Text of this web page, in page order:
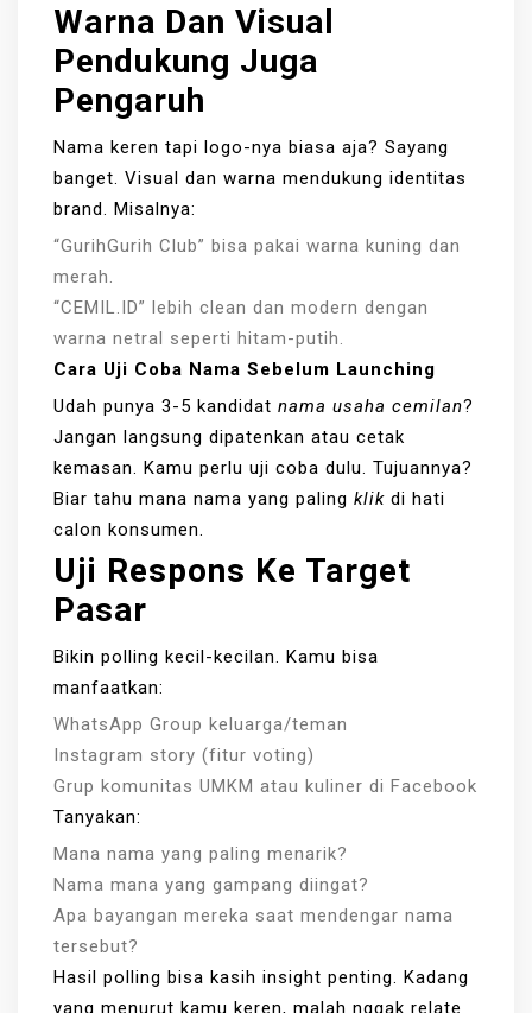
Warna Dan Visual
Pendukung Juga
Pengaruh
Nama keren tapi logo-nya biasa aja? Sayang
banget. Visual dan warna mendukung identitas
brand. Misalnya:
“GurihGurih Club” bisa pakai warna kuning dan
merah.
“CEMIL.ID” lebih clean dan modern dengan
warna netral seperti hitam-putih.
Cara Uji Coba Nama Sebelum Launching
Udah punya 3-5 kandidat nama usaha cemilan?
Jangan langsung dipatenkan atau cetak
kemasan. Kamu perlu uji coba dulu. Tujuannya?
Biar tahu mana nama yang paling klik di hati
calon konsumen.
Uji Respons Ke Target
Pasar
Bikin polling kecil-kecilan. Kamu bisa
manfaatkan:
WhatsApp Group keluarga/teman
Instagram story (fitur voting)
Grup komunitas UMKM atau kuliner di Facebook
Tanyakan:
Mana nama yang paling menarik?
Nama mana yang gampang diingat?
Apa bayangan mereka saat mendengar nama
tersebut?
Hasil polling bisa kasih insight penting. Kadang
yang menurut kamu keren, malah nggak relate